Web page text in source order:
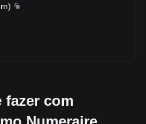
)
fazer com